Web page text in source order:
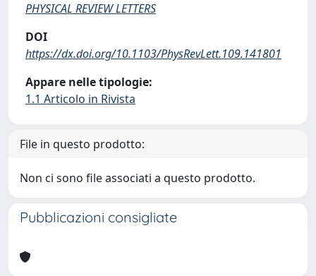
PHYSICAL REVIEW LETTERS
DOI
https://dx.doi.org/10.1103/PhysRevLett.109.141801
Appare nelle tipologie:
1.1 Articolo in Rivista
File in questo prodotto:
Non ci sono file associati a questo prodotto.
Pubblicazioni consigliate